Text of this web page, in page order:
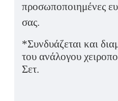
προσωποποιημένες
σας.
*Συνδυάζεται και
του ανάλογου
Σετ.